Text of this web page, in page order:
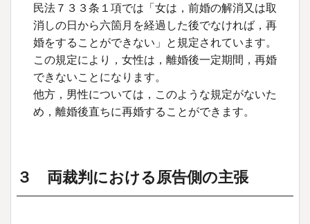
民法７３３条１項では「女は，前婚の解消又は取
消しの日から六箇月を経過した後でなければ，再
婚をすることができない」と規定されています。
この規定により，女性は，離婚後一定期間，再婚
できないことになります。
他方，男性については，このような規定がないた
め，離婚後直ちに再婚することができます。
３ 両裁判における原告側の主張